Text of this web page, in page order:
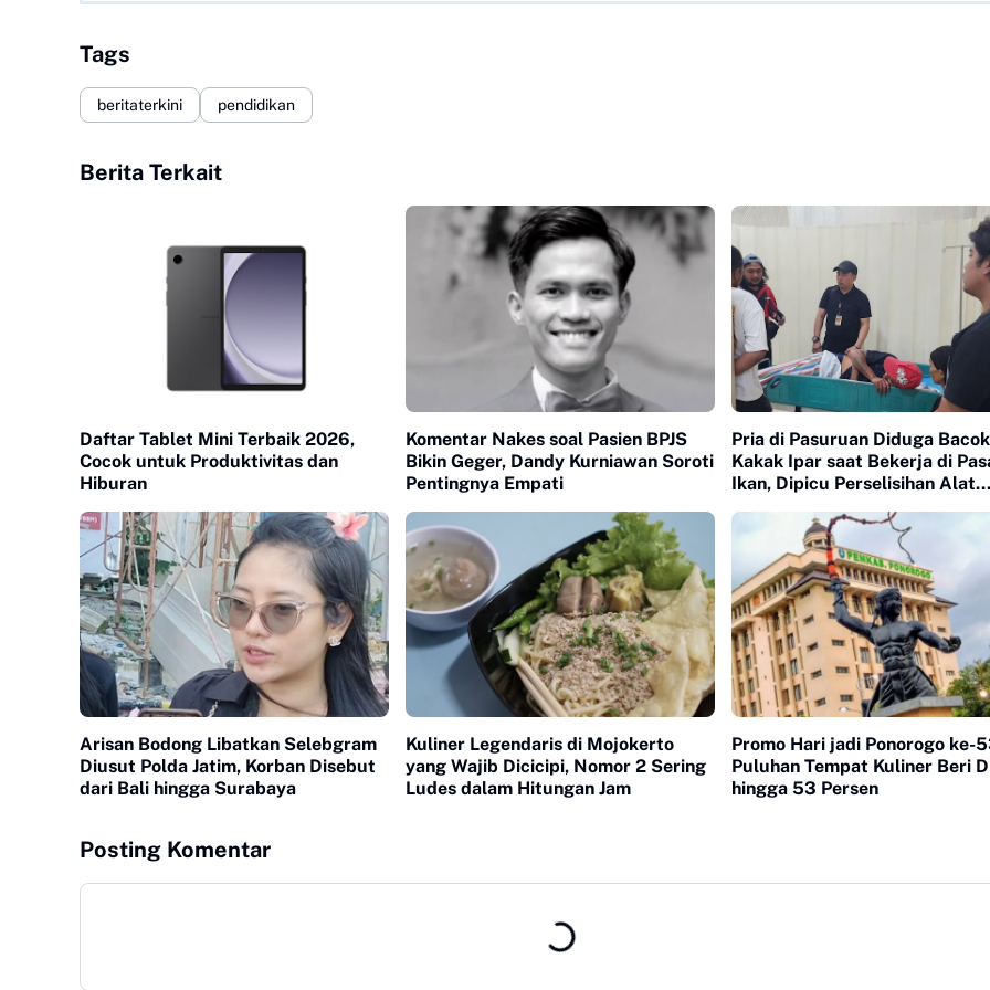
Tags
beritaterkini pendidikan
Berita Terkait
Daftar Tablet Mini Terbaik 2026,
Cocok untuk Produktivitas dan
Hiburan
Komentar Nakes soal Pasien BPJS
Bikin Geger, Dandy Kurniawan Soroti
Pentingnya Empati
Pria di Pasuruan Diduga Bacok
Kakak Ipar saat Bekerja di
Ikan, Dipicu Perselisihan Alat
Arisan Bodong Libatkan Selebgram
Diusut Polda Jatim, Korban Disebut
dari Bali hingga Surabaya
Kuliner Legendaris di Mojokerto
yang Wajib Dicicipi, Nomor 2 Sering
Ludes dalam Hitungan Jam
Promo Hari jadi Ponorogo ke-
Puluhan Tempat Kuliner Beri
hingga 53 Persen
Posting Komentar